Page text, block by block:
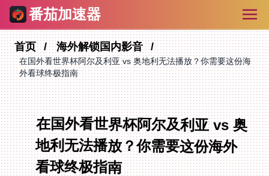
番茄加速器
首页 海外解锁国内影音
在国外看世界杯阿尔及利亚 vs 奥地利无法播放？你需要这份海
外看球终极指南
在国外看世界杯阿尔及利亚 vs 奥
地利无法播放？你需要这份海外
看球终极指南